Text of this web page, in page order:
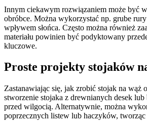
Innym ciekawym rozwiązaniem może być
obróbce. Można wykorzystać np. grube
wpływem słońca. Często można również
materiału powinien być podyktowany
kluczowe.
Proste projekty stojaków
Zastanawiając się, jak zrobić stojak na wąż
stworzenie stojaka z drewnianych desek
przed wilgocią. Alternatywnie, można
poprzecznych listew lub haczyków,